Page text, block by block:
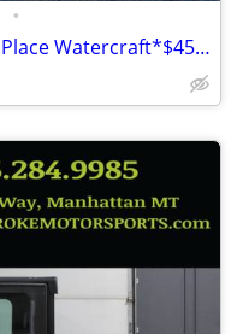
•
*NEW* 2025 Triton Wave Single Place Watercraft*$45/Month OAC $0 Down*